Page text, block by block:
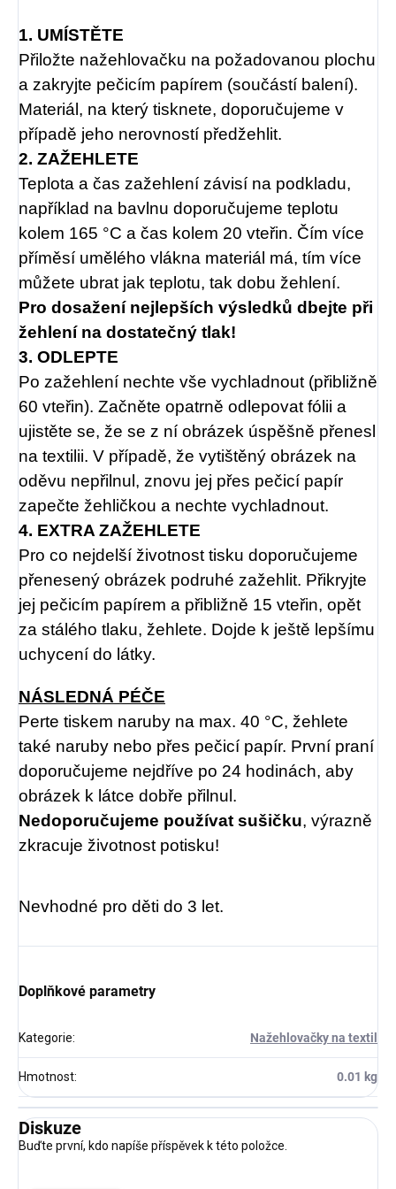
1. UMÍSTĚTE
Přiložte nažehlovačku na požadovanou plochu
a zakryjte pečicím papírem (součástí balení).
Materiál, na který tisknete, doporučujeme v
případě jeho nerovností předžehlit.
2. ZAŽEHLETE
Teplota a čas zažehlení závisí na podkladu,
například na bavlnu doporučujeme teplotu
kolem 165 °C a čas kolem 20 vteřin. Čím více
příměsí umělého vlákna materiál má, tím více
můžete ubrat jak teplotu, tak dobu žehlení.
Pro dosažení nejlepších výsledků dbejte při
žehlení na dostatečný tlak!
3. ODLEPTE
Po zažehlení nechte vše vychladnout (přibližně
60 vteřin). Začněte opatrně odlepovat fólii a
ujistěte se, že se z ní obrázek úspěšně přenesl
na textilii. V případě, že vytištěný obrázek na
oděvu nepřilnul, znovu jej přes pečicí papír
zapečte žehličkou a nechte vychladnout.
4. EXTRA ZAŽEHLETE
Pro co nejdelší životnost tisku doporučujeme
přenesený obrázek podruhé zažehlit. Přikryjte
jej pečicím papírem a přibližně 15 vteřin, opět
za stálého tlaku, žehlete. Dojde k ještě lepšímu
uchycení do látky.
NÁSLEDNÁ PÉČE
Perte tiskem naruby na max. 40 °C, žehlete
také naruby nebo přes pečicí papír. První praní
doporučujeme nejdříve po 24 hodinách, aby
obrázek k látce dobře přilnul.
Nedoporučujeme používat sušičku, výrazně
zkracuje životnost potisku!
Nevhodné pro děti do 3 let.
Doplňkové parametry
Kategorie: Nažehlovačky na textil
Hmotnost: 0.01 kg
Diskuze
Buďte první, kdo napíše příspěvek k této položce.